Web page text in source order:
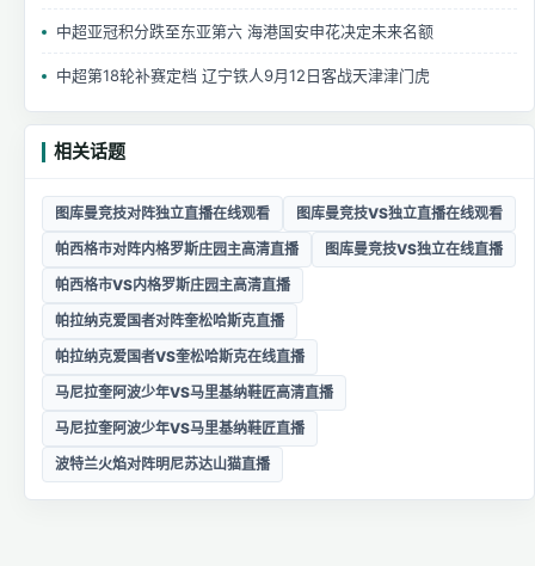
中超亚冠积分跌至东亚第六 海港国安申花决定未来名额
中超第18轮补赛定档 辽宁铁人9月12日客战天津津门虎
相关话题
图库曼竞技对阵独立直播在线观看
图库曼竞技VS独立直播在线观看
帕西格市对阵内格罗斯庄园主高清直播
图库曼竞技VS独立在线直播
帕西格市VS内格罗斯庄园主高清直播
帕拉纳克爱国者对阵奎松哈斯克直播
帕拉纳克爱国者VS奎松哈斯克在线直播
马尼拉奎阿波少年VS马里基纳鞋匠高清直播
马尼拉奎阿波少年VS马里基纳鞋匠直播
波特兰火焰对阵明尼苏达山猫直播